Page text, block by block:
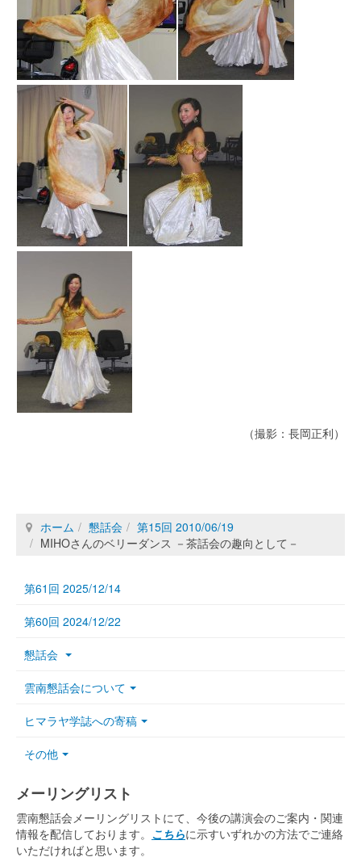
（撮影：長岡正利）
ホーム 懇話会
第15回 2010/06/19
MIHOさんのベリーダンス －茶話会の趣向として－
第61回 2025/12/14
第60回 2024/12/22
懇話会
雲南懇話会について
ヒマラヤ学誌への寄稿
その他
メーリングリスト
雲南懇話会メーリングリストにて、今後の講演会のご案内・関連
情報を配信しております。 こちらに示すいずれかの方法でご連絡
いただければと思います。